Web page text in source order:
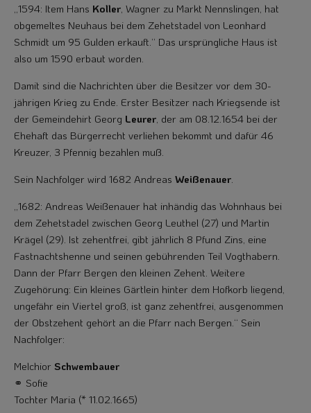
„1594: Item Hans Koller, Wagner zu Markt Nennslingen, hat
obgemeltes Neuhaus bei dem Zehetstadel von Leonhard
Schmidt um 95 Gulden erkauft.“ Das ursprüng­liche Haus ist
also um 1590 erbaut worden.
Damit sind die Nachrichten über die Besitzer vor dem 30-
jährigen Krieg zu Ende. Erster Besitzer nach Kriegsende ist
der Gemeindehirt Georg Leurer, der am 08.12.1654 bei der
Ehehaft das Bürgerrecht verliehen bekommt und dafür 46
Kreu­zer, 3 Pfennig bezahlen muß.
Sein Nachfolger wird 1682 Andreas Weißenauer.
„1682: Andreas Weißenauer hat inhändig das Wohnhaus bei
dem Zehetstadel zwi­schen Georg Leuthel (27) und Martin
Krägel (29). Ist zehentfrei, gibt jährlich 8 Pfund Zins, eine
Fastnachtshenne und seinen gebührenden Teil Vogthabern.
Dann der Pfarr Bergen den kleinen Zehent. Weitere
Zugehörung: Ein kleines Gärtlein hinter dem Hofkorb liegend,
ungefähr ein Viertel groß, ist ganz zehentfrei, ausge­nommen
der Obstzehent gehört an die Pfarr nach Bergen.“ Sein
Nachfolger:
Melchior Schwembauer
⚭ Sofie
Tochter Maria (* 11.02.1665)